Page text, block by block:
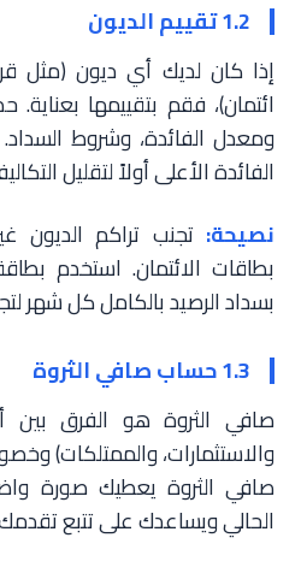
1.2 تقييم الديون
إذا كان لديك أي ديون (مثل
ائتمان)، فقم بتقييمها بعناية.
ومعدل الفائدة، وشروط
الفائدة الأعلى أولاً لتقليل
نصيحة: تجنب تراكم الديون
بطاقات الائتمان. استخدم
بسداد الرصيد بالكامل كل شهر
1.3 حساب صافي الثروة
صافي الثروة هو الفرق بين
والاستثمارات، والممتلكات)
صافي الثروة يعطيك صورة
الحالي ويساعدك على تتبع